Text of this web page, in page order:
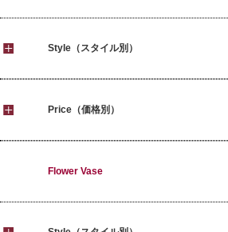
Style（スタイル別）
Price（価格別）
Flower Vase